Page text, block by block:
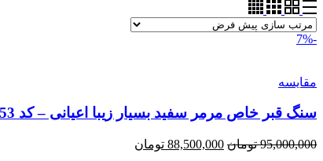
-7%
مقايسه
سنگ قبر خاص مرمر سفید بسیار زیبا اعیانی – کد 53
95,000,000 تومان قیمت
88,500,000 تومان